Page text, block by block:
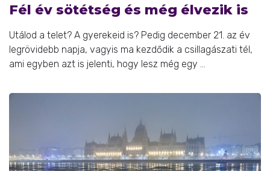
Fél év sötétség és még élvezik is
Utálod a telet? A gyerekeid is? Pedig december 21. az év
legrövidebb napja, vagyis ma kezdődik a csillagászati tél,
ami egyben azt is jelenti, hogy lesz még egy ...